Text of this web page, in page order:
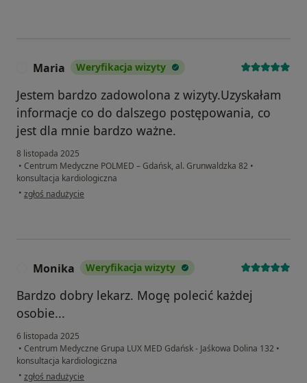
Maria Weryfikacja wizyty
Jestem bardzo zadowolona z wizyty.Uzyskałam
informacje co do dalszego postępowania, co
jest dla mnie bardzo ważne.
8 listopada 2025
• Centrum Medyczne POLMED – Gdańsk, al. Grunwaldzka 82 •
konsultacja kardiologiczna
• w opinii użytkownika Maria
zgłoś nadużycie
Monika Weryfikacja wizyty
Bardzo dobry lekarz. Mogę polecić każdej
osobie...
6 listopada 2025
• Centrum Medyczne Grupa LUX MED Gdańsk - Jaśkowa Dolina 132 •
konsultacja kardiologiczna
• w opinii użytkownika Monika
zgłoś nadużycie